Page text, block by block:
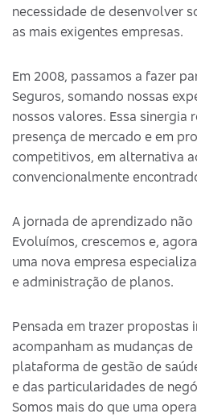
necessidade de desenvolver
as mais exigentes empresas.
Em 2008, passamos a fazer
Seguros, somando nossas
nossos valores. Essa sinergia
presença de mercado e em
competitivos, em alternativa
convencionalmente
A jornada de aprendizado
Evoluímos, crescemos e,
uma nova empresa
e administração de planos.
Pensada em trazer propostas
acompanham as mudanças
plataforma de gestão de
e das particularidades de
Somos mais do que uma